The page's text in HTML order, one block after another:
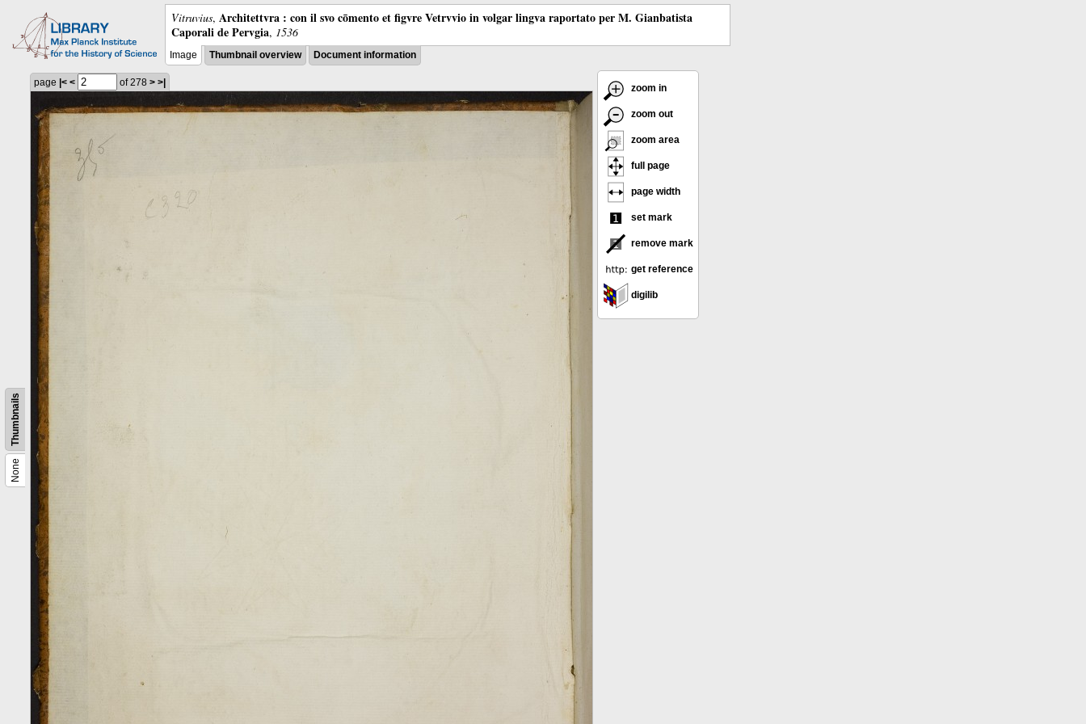
Vitruvius, Architettvra : con il svo cōmento et figvre Vetrvvio in volgar lingva raportato per M. Gianbatista
Caporali de Pervgia, 1536
Image Thumbnail overview Document information
None
Thumbnails
page |< < of 278 > >|
zoom in
zoom out
zoom area
full page
page width
set mark
remove mark
get reference
digilib